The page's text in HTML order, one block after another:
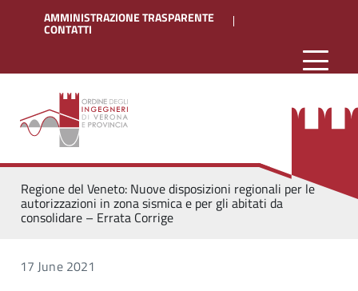
AMMINISTRAZIONE TRASPARENTE
CONTATTI
Regione del Veneto: Nuove disposizioni regionali per le
autorizzazioni in zona sismica e per gli abitati da
consolidare – Errata Corrige
17 June 2021